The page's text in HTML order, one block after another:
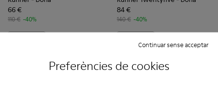
Preferències de cookies
Continuar sense acceptar
66 €
110 € -40%
84 €
140 € -40%
Afegir